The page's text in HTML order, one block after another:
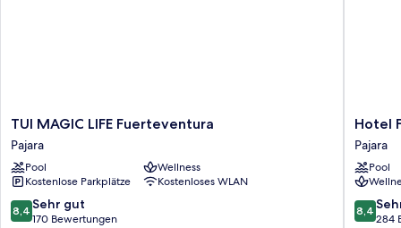
TUI
MAGIC
LIFE
Fuerteventura
Pajara
TUI MAGIC LIFE Fuerteventura
Pajara
Pool
Wellness
Kostenlose Parkplätze
Kostenloses WLAN
8.4
von
8,4 Sehr gut
170 Bewertungen
Hotel
Princess
Pajara
Hotel
Pajara
Pool
8.4
von
8,4
284